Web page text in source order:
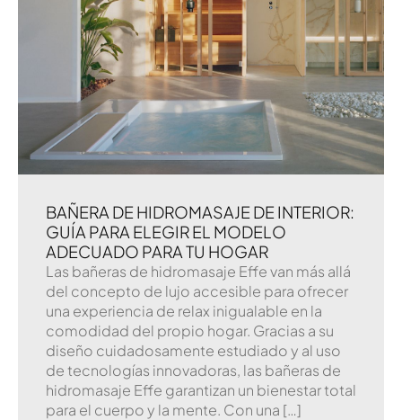
BAÑERA DE HIDROMASAJE DE INTERIOR:
GUÍA PARA ELEGIR EL MODELO
ADECUADO PARA TU HOGAR
Las bañeras de hidromasaje Effe van más allá
del concepto de lujo accesible para ofrecer
una experiencia de relax inigualable en la
comodidad del propio hogar. Gracias a su
diseño cuidadosamente estudiado y al uso
de tecnologías innovadoras, las bañeras de
hidromasaje Effe garantizan un bienestar total
para el cuerpo y la mente. Con una […]